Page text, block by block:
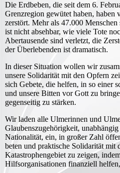
Die Erdbeben, die seit dem 6.
Grenzregion gewütet haben,
zerstört. Mehr als 47.000
ist nicht absehbar, wie viele Tote
Abertausende sind verletzt, die
der Überlebenden ist dramatisch.
In dieser Situation wollen wir
unsere Solidarität mit den Opfern
sich Gebete, die helfen, in so einer
und unsere Bitten vor Gott zu
gegenseitig zu stärken.
Wir laden alle Ulmerinnen und
Glaubenszugehörigkeit,
Nationalität, ein, in großer Zahl
beten und praktische Solidarität mit
Katastrophengebiet zu zeigen,
Hilfsorganisationen finanziell